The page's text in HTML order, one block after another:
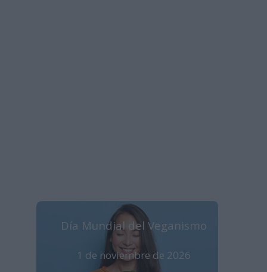
Día Mundial del Veganismo
1 de noviembre de 2026